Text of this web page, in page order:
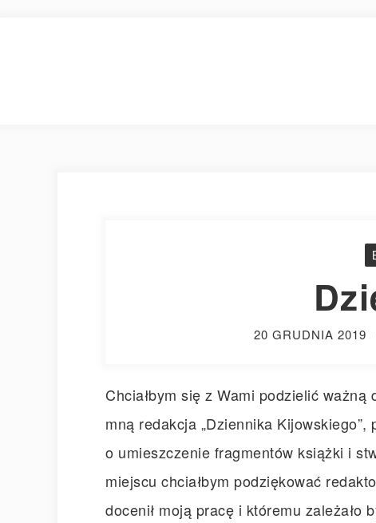
20 GRUDNIA 2019
Chciałbym się z Wami podzielić
mną redakcja „Dziennika
o umieszczenie fragmentów książki i
miejscu chciałbym podziękować
docenił moją pracę i któremu zależało